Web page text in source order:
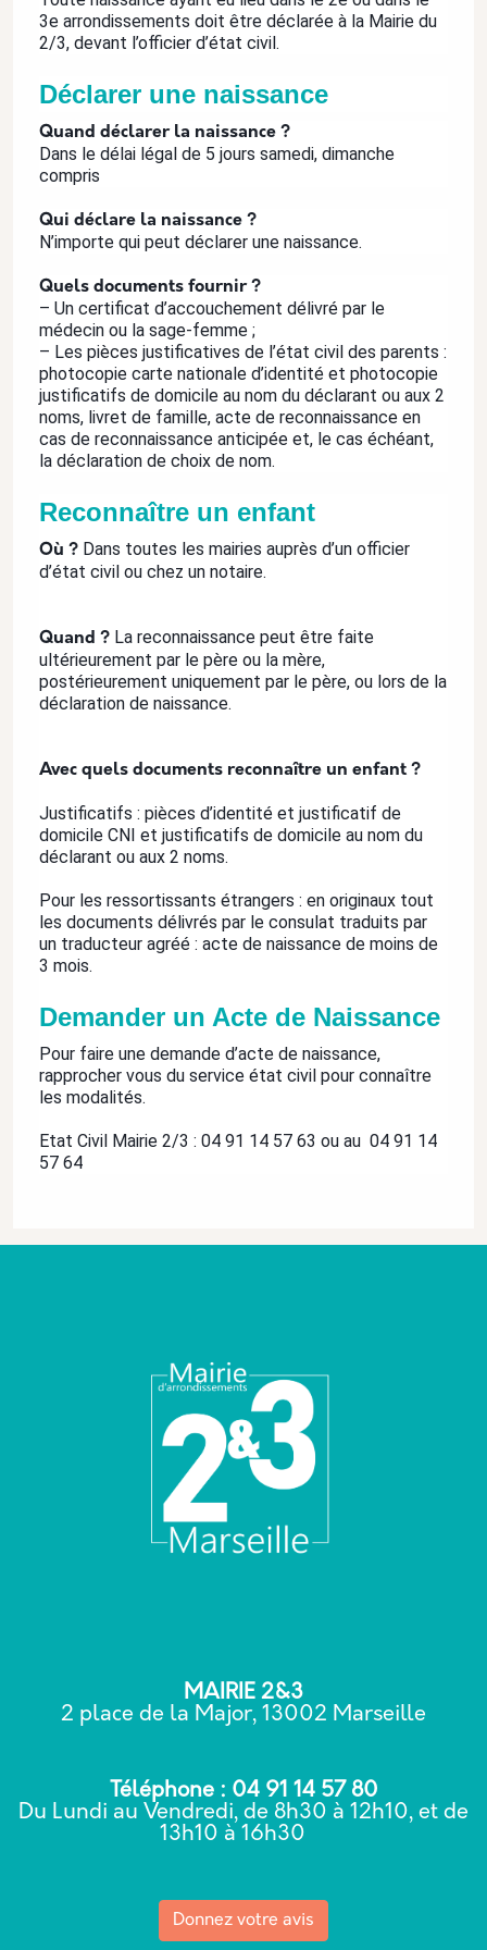
3e arrondissements doit être déclarée à la Mairie du
2/3, devant l’officier d’état civil.
Déclarer une naissance
Quand déclarer la naissance ?
Dans le délai légal de 5 jours samedi, dimanche
compris
Qui déclare la naissance ?
N’importe qui peut déclarer une naissance.
Quels documents fournir ?
– Un certificat d’accouchement délivré par le
médecin ou la sage-femme ;
– Les pièces justificatives de l’état civil des parents :
photocopie carte nationale d’identité et photocopie
justificatifs de domicile au nom du déclarant ou aux 2
noms, livret de famille, acte de reconnaissance en
cas de reconnaissance anticipée et, le cas échéant,
la déclaration de choix de nom.
Reconnaître un enfant
Où ? Dans toutes les mairies auprès d’un officier
d’état civil ou chez un notaire.
Quand ? La reconnaissance peut être faite
ultérieurement par le père ou la mère,
postérieurement uniquement par le père, ou lors de la
déclaration de naissance.
Avec quels documents reconnaître un enfant ?
Justificatifs : pièces d’identité et justificatif de
domicile CNI et justificatifs de domicile au nom du
déclarant ou aux 2 noms.
Pour les ressortissants étrangers : en originaux tout
les documents délivrés par le consulat traduits par
un traducteur agréé : acte de naissance de moins de
3 mois.
Demander un Acte de Naissance
Pour faire une demande d’acte de naissance,
rapprocher vous du service état civil pour connaître
les modalités.
Etat Civil Mairie 2/3 : 04 91 14 57 63 ou au 04 91 14
57 64
MAIRIE 2&3
2 place de la Major, 13002 Marseille
Téléphone : 04 91 14 57 80
Du Lundi au Vendredi, de 8h30 à 12h10, et de
13h10 à 16h30
Donnez votre avis